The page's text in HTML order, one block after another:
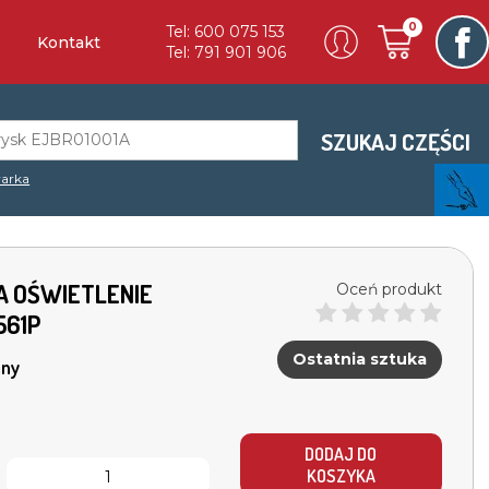
Kontakt
Tel: 600 075 153
Tel: 791 901 906
0
SZUKAJ CZĘŚCI
OŚWIETLENIE
Oceń produkt
Ostatnia sztuka
DODAJ DO
KOSZYKA